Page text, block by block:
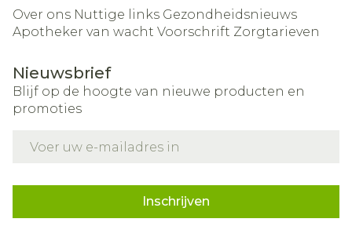
Over ons Nuttige links Gezondheidsnieuws
Apotheker van wacht Voorschrift Zorgtarieven
Nieuwsbrief
Blijf op de hoogte van nieuwe producten en
promoties
Inschrijven